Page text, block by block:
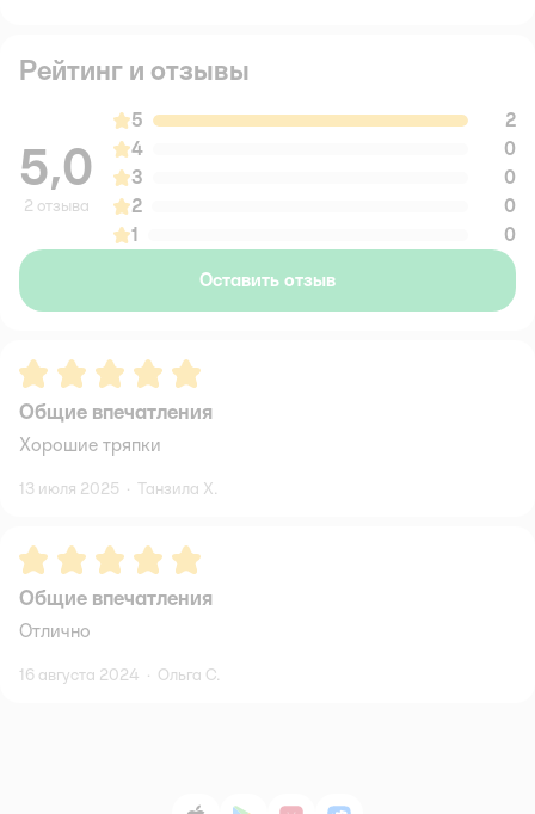
Рейтинг и отзывы
5,0
2 отзыва
5
2
4
0
3
0
2
0
1
0
Оставить отзыв
Рейтинг:5
Общие впечатления
Хорошие тряпки
13 июля 2025 · Танзила Х.
Рейтинг:5
Общие впечатления
Отлично
16 августа 2024 · Ольга С.